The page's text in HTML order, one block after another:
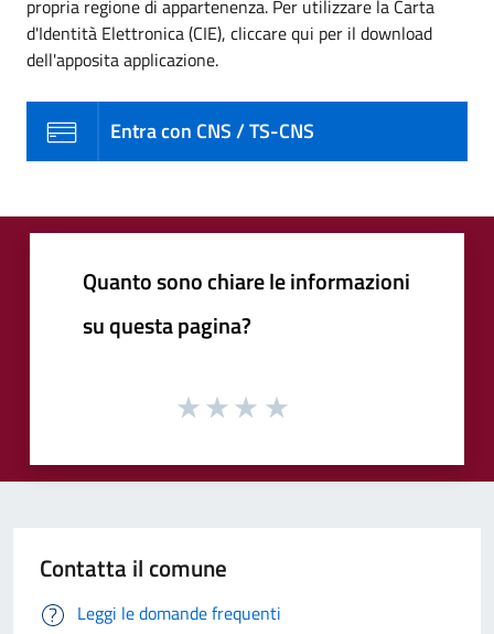
propria regione di appartenenza. Per utilizzare la Carta
d'Identità Elettronica (CIE), cliccare qui per il download
dell'apposita applicazione.
Entra con CNS / TS-CNS
Quanto sono chiare le informazioni
su questa pagina?
Contatta il comune
Leggi le domande frequenti